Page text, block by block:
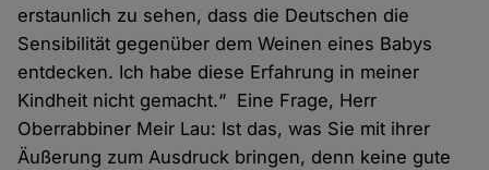
erstaunlich zu sehen, dass die Deutschen die
Sensibilität gegenüber dem Weinen eines Babys
entdecken. Ich habe diese Erfahrung in meiner
Kindheit nicht gemacht.“ Eine Frage, Herr
Oberrabbiner Meir Lau: Ist das, was Sie mit ihrer
Äußerung zum Ausdruck bringen, denn keine gute